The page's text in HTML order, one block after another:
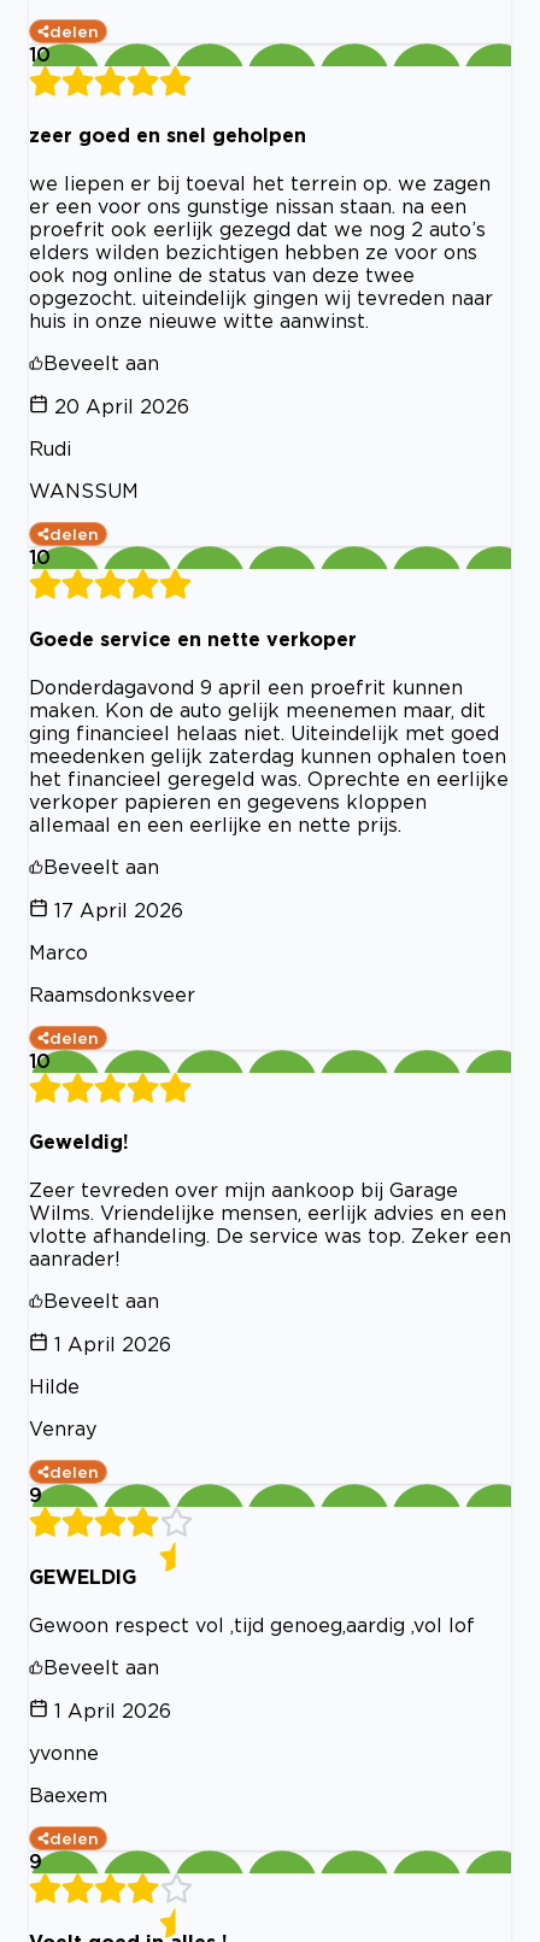
delen
10
zeer goed en snel geholpen
we liepen er bij toeval het terrein op. we zagen
er een voor ons gunstige nissan staan. na een
proefrit ook eerlijk gezegd dat we nog 2 auto’s
elders wilden bezichtigen hebben ze voor ons
ook nog online de status van deze twee
opgezocht. uiteindelijk gingen wij tevreden naar
huis in onze nieuwe witte aanwinst.
Beveelt aan
20 April 2026
Rudi
WANSSUM
delen
10
Goede service en nette verkoper
Donderdagavond 9 april een proefrit kunnen
maken. Kon de auto gelijk meenemen maar, dit
ging financieel helaas niet. Uiteindelijk met goed
meedenken gelijk zaterdag kunnen ophalen toen
het financieel geregeld was. Oprechte en eerlijke
verkoper papieren en gegevens kloppen
allemaal en een eerlijke en nette prijs.
Beveelt aan
17 April 2026
Marco
Raamsdonksveer
delen
10
Geweldig!
Zeer tevreden over mijn aankoop bij Garage
Wilms. Vriendelijke mensen, eerlijk advies en een
vlotte afhandeling. De service was top. Zeker een
aanrader!
Beveelt aan
1 April 2026
Hilde
Venray
delen
9
GEWELDIG
Gewoon respect vol ,tijd genoeg,aardig ,vol lof
Beveelt aan
1 April 2026
yvonne
Baexem
delen
9